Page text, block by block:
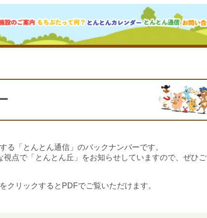
る「とんとん通信」のバックナンバーです。
点で「とんとん丘」をお知らせしていますので、ぜひご
リックするとPDFでご覧いただけます。